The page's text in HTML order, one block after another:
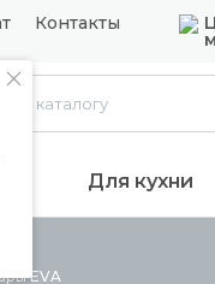
Контакты
Для кухни
EVA